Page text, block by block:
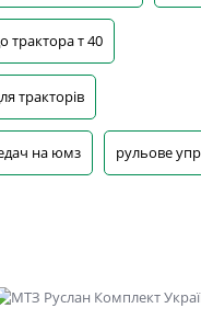
трактора т 40
тракторів
на юмз рульове